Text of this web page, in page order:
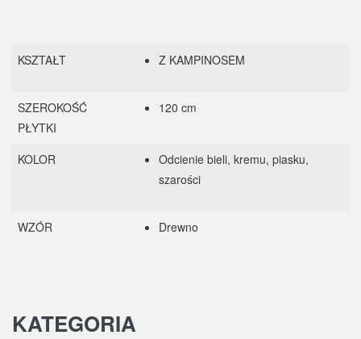
KSZTAŁT Z KAMPINOSEM
SZEROKOŚĆ
PŁYTKI
120 cm
KOLOR
Odcienie bieli, kremu, piasku,
szarości
WZÓR Drewno
KATEGORIA